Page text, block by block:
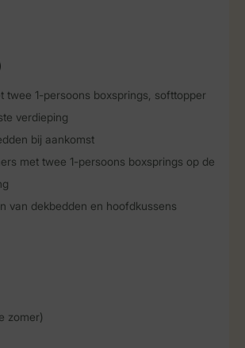
twee 1-persoons boxsprings, softtopper
verdieping
bij aankomst
met twee 1-persoons boxsprings op de
van dekbedden en hoofdkussens
zomer)